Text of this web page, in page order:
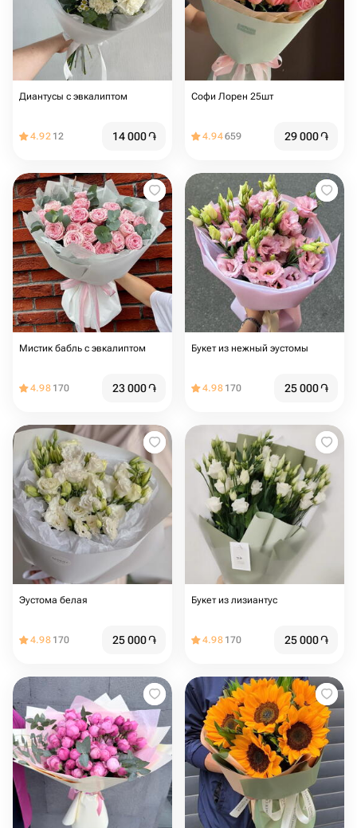
Диантусы с эвкалиптом
4.92 12 14 000֏
Софи Лорен 25шт
4.94659 29 000֏
Мистик бабль с эвкалиптом
4.98 170 23 000֏
Букет из нежный эустомы
4.98 170 25 000֏
Эустома белая
4.98 170 25 000֏
Букет из лизиантус
4.98 170 25 000֏